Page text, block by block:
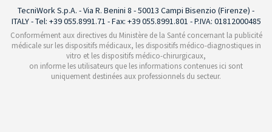
TecniWork S.p.A. - Via R. Benini 8 - 50013 Campi Bisenzio (Firenze) -
ITALY - Tel: +39 055.8991.71 - Fax: +39 055.8991.801 - P.IVA: 01812000485
Conformément aux directives du Ministère de la Santé concernant la publicité
médicale sur les dispositifs médicaux, les dispositifs médico-diagnostiques in
vitro et les dispositifs médico-chirurgicaux,
on informe les utilisateurs que les informations contenues ici sont
uniquement destinées aux professionnels du secteur.